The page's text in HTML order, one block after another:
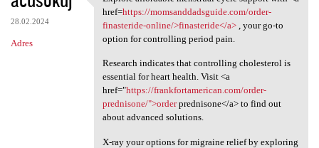
28.02.2024
Adres
Explore affordable menstrual
href=https://momsanddadsguide.com/order-
finasteride-online/>finasteride</a>, your go-to
option for controlling period pain.
Research indicates that controlling cholesterol is
essential for heart health. Visit <a
href="https://frankfortamerican.com/order-
prednisone/">orderprednisone</a> to find out
about advanced solutions.
X-ray your options for migraine relief by exploring